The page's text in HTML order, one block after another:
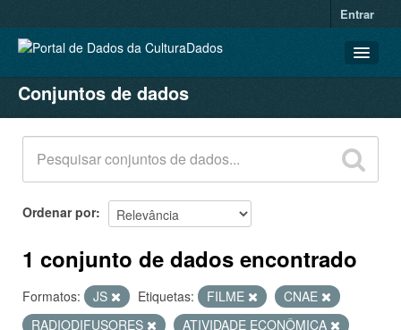
Entrar
CONJUNTOS DE DADOS
ORGANIZAÇÕES
GRUPOS
SOBRE
Conjuntos de dados
Ordenar por
1 conjunto de dados encontrado
Formatos: JS Etiquetas: FILME
CNAE
RADIODIFUSORES
ATIVIDADE ECONÔMICA